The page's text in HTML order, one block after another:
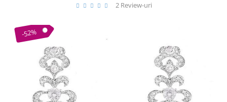
Tiare
Destinatari
Bijuterii Femei
Bijuterii Copii
Bijuterii Mirese
Selectii
2 Review-uri
-52%